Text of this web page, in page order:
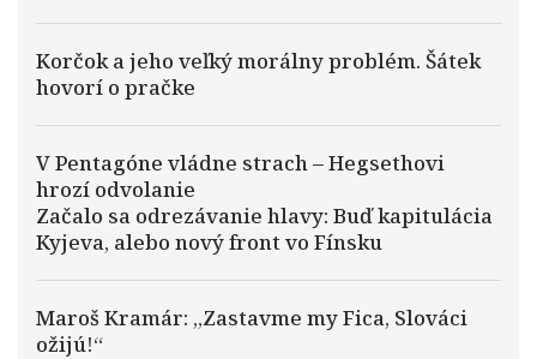
Korčok a jeho veľký morálny problém. Šátek
hovorí o pračke
V Pentagóne vládne strach – Hegsethovi
hrozí odvolanie
Začalo sa odrezávanie hlavy: Buď kapitulácia
Kyjeva, alebo nový front vo Fínsku
Maroš Kramár: „Zastavme my Fica, Slováci
ožijú!“